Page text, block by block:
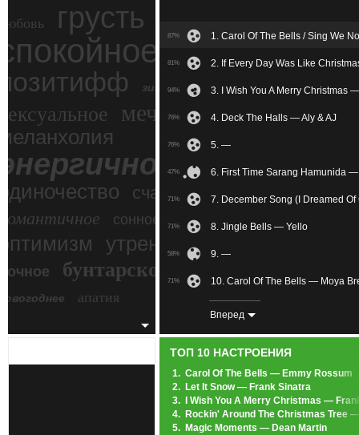
грусть
ностальгия
зимний экстрим
мечтательное
счастье
сонное
утреннее злость
бунтарское
беспокойное
апатия
87% 1. Carol Of The Bells / Sing We
81% 2. If Every Day Was Like
94% 3. I Wish You A Merry Christmas
76% 4. Deck The Halls — Aly & AJ
76% 5. —
47% 6. First Time Sarang Hamunida
71% 7. December Song (I Dreamed
71% 8. Jingle Bells — Yello
58% 9. —
71% 10. Carol Of The Bells — Moya
11. Happy New Year — ABBA
85% 12. Carol Of The Bells —
71% 14. This Christmas — CeeLo
80% 15. Our First Christmas Together
Вперед
ТОП 10 НАСТРОЕНИЯ
1. Carol Of The Bells — Emmy Rossum
2. Let It Snow — Frank Sinatra
3.
I Wish You A Merry Christmas —
4. Rockin' Around The Christmas Tree
5. Magic Moments — Dean Martin